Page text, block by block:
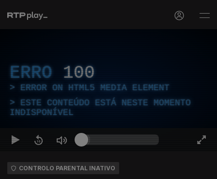
ERRO 100
ERROR ON HTML5 MEDIA ELEMENT
ESTE CONTEÚDO ESTÁ NESTE MOMENTO
INDISPONÍVEL
CONTROLO PARENTAL INATIVO